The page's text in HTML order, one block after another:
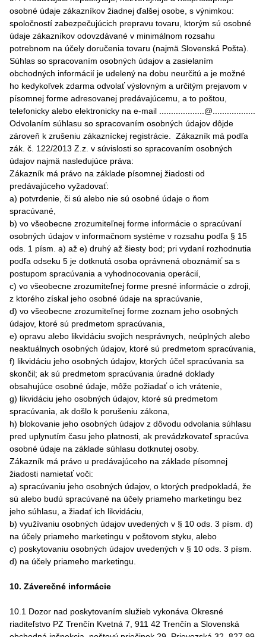
osobné údaje zákazníkov žiadnej ďalšej osobe, s výnimkou:
spoločností zabezpečujúcich prepravu tovaru, ktorým sú osobné
údaje zákazníkov odovzdávané v minimálnom rozsahu
potrebnom na účely doručenia tovaru (najmä Slovenská Pošta).
Súhlas so spracovaním osobných údajov a zasielaním
obchodných informácií je udelený na dobu neurčitú a je možné
ho kedykoľvek zdarma odvolať výslovným a určitým prejavom v
písomnej forme adresovanej predávajúcemu, a to poštou,
telefonicky alebo elektronicky na e-mail ...................@..................
Odvolaním súhlasu so spracovaním osobných údajov dôjde
zároveň k zrušeniu zákazníckej registrácie. Zákazník má podľa
zák. č. 122/2013 Z.z. v súvislosti so spracovaním osobných
údajov najmä nasledujúce práva:
Zákazník má právo na základe písomnej žiadosti od
predávajúceho vyžadovať:
a) potvrdenie, či sú alebo nie sú osobné údaje o ňom
spracúvané,
b) vo všeobecne zrozumiteľnej forme informácie o spracúvaní
osobných údajov v informačnom systéme v rozsahu podľa § 15
ods. 1 písm. a) až e) druhý až šiesty bod; pri vydaní rozhodnutia
podľa odseku 5 je dotknutá osoba oprávnená oboznámiť sa s
postupom spracúvania a vyhodnocovania operácií,
c) vo všeobecne zrozumiteľnej forme presné informácie o zdroji,
z ktorého získal jeho osobné údaje na spracúvanie,
d) vo všeobecne zrozumiteľnej forme zoznam jeho osobných
údajov, ktoré sú predmetom spracúvania,
e) opravu alebo likvidáciu svojich nesprávnych, neúplných alebo
neaktuálnych osobných údajov, ktoré sú predmetom spracúvania,
f) likvidáciu jeho osobných údajov, ktorých účel spracúvania sa
skončil; ak sú predmetom spracúvania úradné doklady
obsahujúce osobné údaje, môže požiadať o ich vrátenie,
g) likvidáciu jeho osobných údajov, ktoré sú predmetom
spracúvania, ak došlo k porušeniu zákona,
h) blokovanie jeho osobných údajov z dôvodu odvolania súhlasu
pred uplynutím času jeho platnosti, ak prevádzkovateľ spracúva
osobné údaje na základe súhlasu dotknutej osoby.
Zákazník má právo u predávajúceho na základe písomnej
žiadosti namietať voči:
a) spracúvaniu jeho osobných údajov, o ktorých predpokladá, že
sú alebo budú spracúvané na účely priameho marketingu bez
jeho súhlasu, a žiadať ich likvidáciu,
b) využívaniu osobných údajov uvedených v § 10 ods. 3 písm. d)
na účely priameho marketingu v poštovom styku, alebo
c) poskytovaniu osobných údajov uvedených v § 10 ods. 3 písm.
d) na účely priameho marketingu.
10. Záverečné informácie
10.1 Dozor nad poskytovaním služieb vykonáva Okresné
riaditeľstvo PZ Trenčín Kvetná 7, 911 42 Trenčín a Slovenská